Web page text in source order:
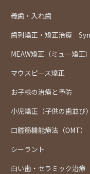
義歯・入れ歯
歯列矯正・矯正治療
MEAW矯正（ミュー矯正）
マウスピース矯正
お子様の治療と予防
小児矯正（子供の歯並び）
口腔筋機能療法（OMT）
シーラント
白い歯・セラミック治療